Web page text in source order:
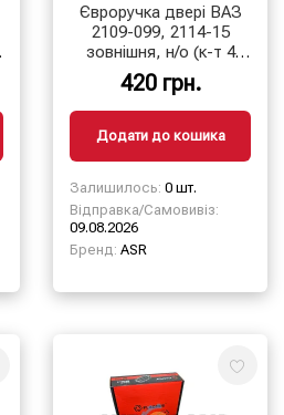
Євроручка двері ВАЗ
2109-099, 2114-15
зовнішня, н/о (к-т 4
шт.) ASR
420 грн.
Додати до кошика
Залишилось: 0 шт.
Відправка/Самовивіз:
09.08.2026
Бренд: ASR